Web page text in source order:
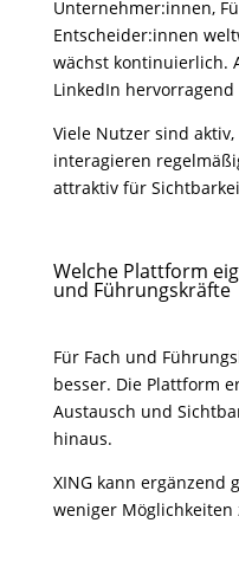
Unternehmer:innen,
Entscheider:innen
wächst kontinuierlich.
LinkedIn
Viele Nutzer sind
interagieren
attraktiv für
Welche Plattform
und Führungskräfte
Für Fach und
besser. Die Plattform
Austausch und
hinaus.
XING kann ergänzend
weniger